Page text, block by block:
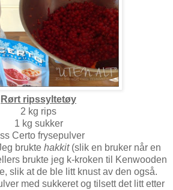
Rørt ripssyltetøy
2 kg rips
1 kg sukker
Certo frysepulver
brukte hakkit(slik en bruker når en
brukte jeg k-kroken til Kenwooden
slik at de ble litt knust av den også.
med sukkeret og tilsett det litt etter